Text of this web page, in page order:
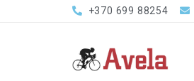
+370 699 88254